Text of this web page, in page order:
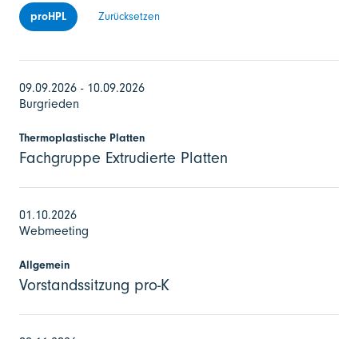
proHPL Zurücksetzen
09.09.2026 - 10.09.2026
Burgrieden
Thermoplastische Platten
Fachgruppe Extrudierte Platten
01.10.2026
Webmeeting
Allgemein
Vorstandssitzung pro-K